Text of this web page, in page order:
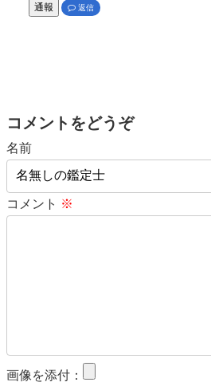
通報 返信
コメントをどうぞ
名前
コメント ※
画像を添付：